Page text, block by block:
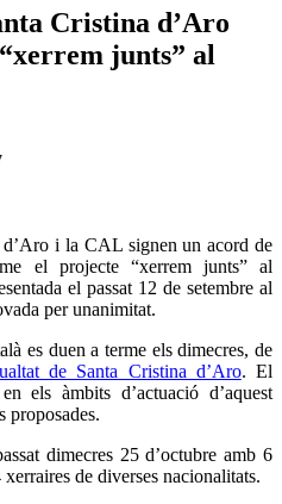
Cristina d’Aro
junts” al
i la CAL signen un acord de
el projecte “xerrem junts” al
el passat 12 de setembre al
per unanimitat.
es duen a terme els dimecres, de
de Santa Cristina d’Aro. El
els àmbits d’actuació d’aquest
proposades.
dimecres 25 d’octubre amb 6
de diverses nacionalitats.